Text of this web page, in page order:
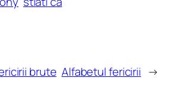
brute Alfabetul fericirii →